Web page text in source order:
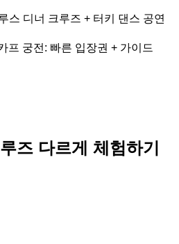
스 디너 크루즈 + 터키 댄스 공연
프 궁전: 빠른 입장권 + 가이드
즈 다르게 체험하기